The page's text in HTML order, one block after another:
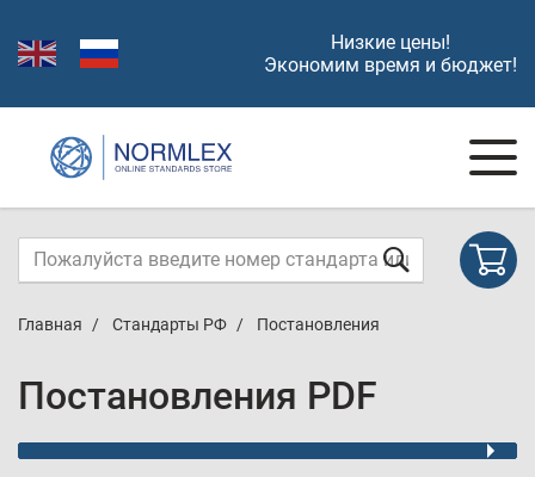
Низкие цены!
Экономим время и бюджет!
Главная Стандарты РФ Постановления
Постановления PDF